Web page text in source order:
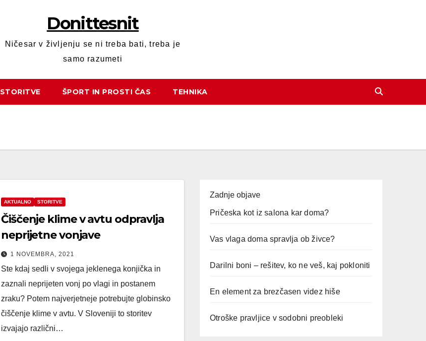
Donittesnit
Ničesar v življenju se ni treba bati, treba je
samo razumeti
STORITVE ŠPORT IN PROSTI ČAS TEHNIKA
AKTUALNO STORITVE
Čiščenje klime v avtu odpravlja
neprijetne vonjave
1 NOVEMBRA, 2021
Ste kdaj sedli v svojega jeklenega konjička in
zaznali neprijeten vonj po vlagi in postanem
zraku? Potem najverjetneje potrebujte globinsko
čiščenje klime v avtu. V Sloveniji to storitev
izvajajo različni…
Zadnje objave
Pričeska kot iz salona kar doma?
Vas vlaga doma spravlja ob živce?
Darilni boni – rešitev, ko ne veš, kaj pokloniti
En element za brezčasen videz hiše
Otroške pravljice v sodobni preobleki